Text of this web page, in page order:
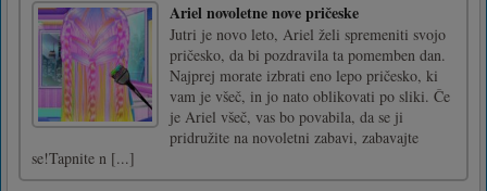
Ariel novoletne nove pričeske
Jutri je novo leto, Ariel želi spremeniti svojo
pričesko, da bi pozdravila ta pomemben dan.
Najprej morate izbrati eno lepo pričesko, ki
vam je všeč, in jo nato oblikovati po sliki. Če
je Ariel všeč, vas bo povabila, da se ji
pridružite na novoletni zabavi, zabavajte
se!Tapnite n [...]